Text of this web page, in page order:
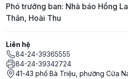
Phó trưởng ban: Nhà báo Hồng
Thân, Hoài Thu
Liên hệ
84-24-39365555
84-24-39342724
41-43 phố Bà Triệu, phường Cửa